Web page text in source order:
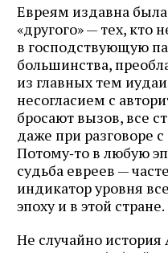
Евреям издавна была
«другого» — тех, кто
в господствующую
большинства,
из главных тем
несогласием с
бросают вызов, все
даже при разговоре
Потому‑то в любую
судьба евреев —
индикатор уровня
эпоху и в этой стране.
Не случайно история